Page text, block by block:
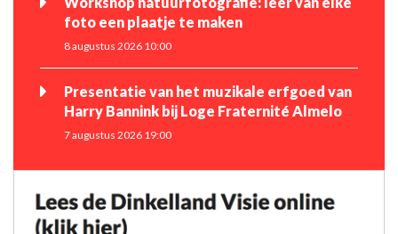
foto een plaatje te maken
8 augustus 2026 10:00
Presentatie van het muzikale erfgoed van
Harry Bannink bij Loge Fraternité Almelo
7 augustus 2026 19:00